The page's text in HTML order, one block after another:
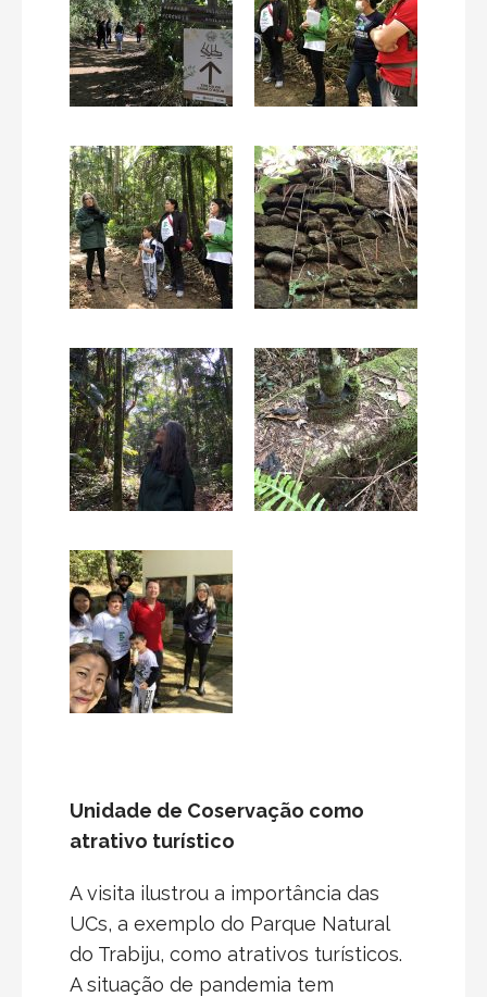
Unidade de Coservação como
atrativo turístico
A visita ilustrou a importância das
UCs, a exemplo do Parque Natural
do Trabiju, como atrativos turísticos.
A situação de pandemia tem